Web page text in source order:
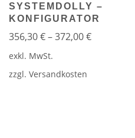
SYSTEMDOLLY –
KONFIGURATOR
356,30€–372,00€
exkl. MwSt.
zzgl. Versandkosten